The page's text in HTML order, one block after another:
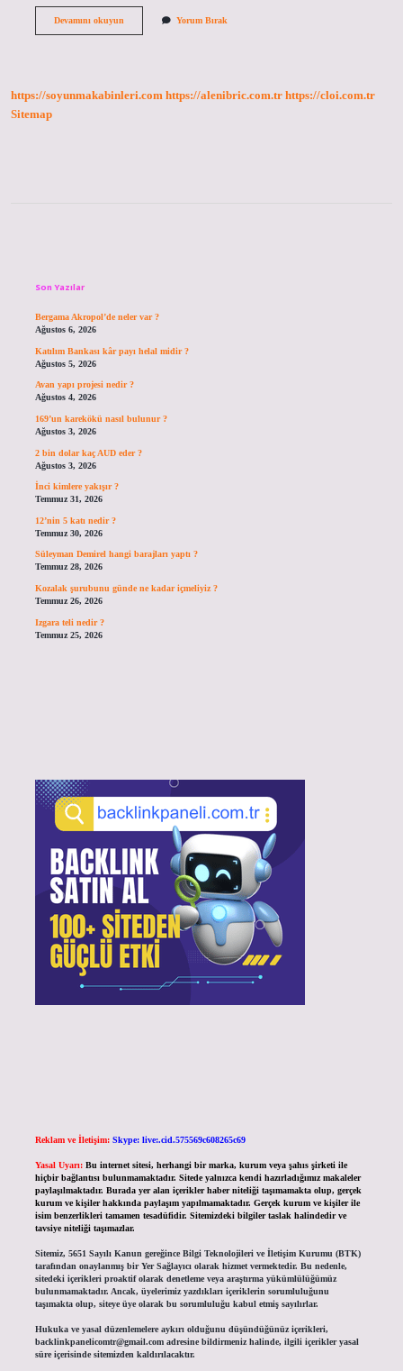
Devamını okuyunAçık
Yorum Bırak
https://soyunmakabinleri.com https://alenibric.com.tr https://cloi.com.tr
Sitemap
Son Yazılar
Bergama Akropol’de neler var ?
Ağustos 6, 2026
Katılım Bankası kâr payı helal midir ?
Ağustos 5, 2026
Avan yapı projesi nedir ?
Ağustos 4, 2026
169’un karekökü nasıl bulunur ?
Ağustos 3, 2026
2 bin dolar kaç AUD eder ?
Ağustos 3, 2026
İnci kimlere yakışır ?
Temmuz 31, 2026
12’nin 5 katı nedir ?
Temmuz 30, 2026
Süleyman Demirel hangi barajları yaptı ?
Temmuz 28, 2026
Kozalak şurubunu günde ne kadar içmeliyiz ?
Temmuz 26, 2026
Izgara teli nedir ?
Temmuz 25, 2026
Reklam ve İletişim: Skype: live:.cid.575569c608265c69
Yasal Uyarı: Bu internet sitesi, herhangi bir marka, kurum veya şahıs şirketi ile
hiçbir bağlantısı bulunmamaktadır. Sitede yalnızca kendi hazırladığımız makaleler
paylaşılmaktadır. Burada yer alan içerikler haber niteliği taşımamakta olup, gerçek
kurum ve kişiler hakkında paylaşım yapılmamaktadır. Gerçek kurum ve kişiler ile
isim benzerlikleri tamamen tesadüfidir. Sitemizdeki bilgiler taslak halindedir ve
tavsiye niteliği taşımazlar.
Sitemiz, 5651 Sayılı Kanun gereğince Bilgi Teknolojileri ve İletişim Kurumu (BTK)
tarafından onaylanmış bir Yer Sağlayıcı olarak hizmet vermektedir. Bu nedenle,
sitedeki içerikleri proaktif olarak denetleme veya araştırma yükümlülüğümüz
bulunmamaktadır. Ancak, üyelerimiz yazdıkları içeriklerin sorumluluğunu
taşımakta olup, siteye üye olarak bu sorumluluğu kabul etmiş sayılırlar.
Hukuka ve yasal düzenlemelere aykırı olduğunu düşündüğünüz içerikleri,
backlinkpanelicomtr@gmail.comadresine bildirmeniz halinde, ilgili içerikler yasal
süre içerisinde sitemizden kaldırılacaktır.